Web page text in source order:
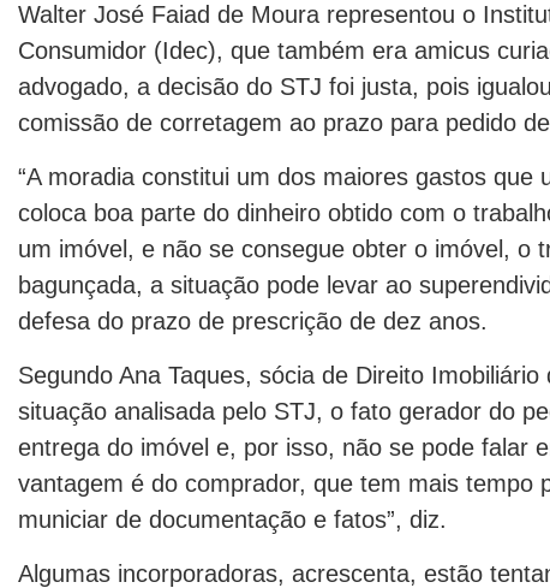
Walter José Faiad de Moura representou o
Consumidor (Idec), que também era amicus
advogado, a decisão do STJ foi justa, pois
comissão de corretagem ao prazo para pedido
“A moradia constitui um dos maiores gastos
coloca boa parte do dinheiro obtido com o
um imóvel, e não se consegue obter o imóvel, o
bagunçada, a situação pode levar ao
defesa do prazo de prescrição de dez anos.
Segundo Ana Taques, sócia de Direito
situação analisada pelo STJ, o fato gerador do
entrega do imóvel e, por isso, não se pode falar
vantagem é do comprador, que tem mais tempo
municiar de documentação e fatos”, diz.
Algumas incorporadoras, acrescenta, estão